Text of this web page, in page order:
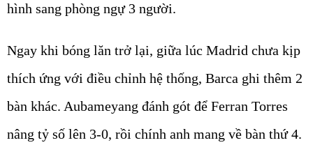
hình sang phòng ngự 3 người.
Ngay khi bóng lăn trở lại, giữa lúc Madrid chưa kịp
thích ứng với điều chỉnh hệ thống, Barca ghi thêm 2
bàn khác. Aubameyang đánh gót để Ferran Torres
nâng tỷ số lên 3-0, rồi chính anh mang về bàn thứ 4.